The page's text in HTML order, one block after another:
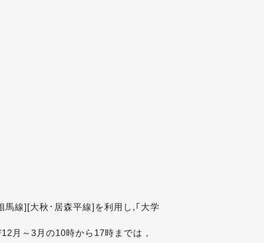
線][大秋･居森平線]を利用し,｢大学
月～3月の10時から17時までは，